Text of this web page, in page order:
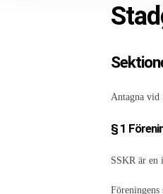
Antagna vid
§ 1
SSKR är en